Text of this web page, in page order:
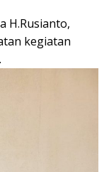
H.Rusianto,
kegiatan